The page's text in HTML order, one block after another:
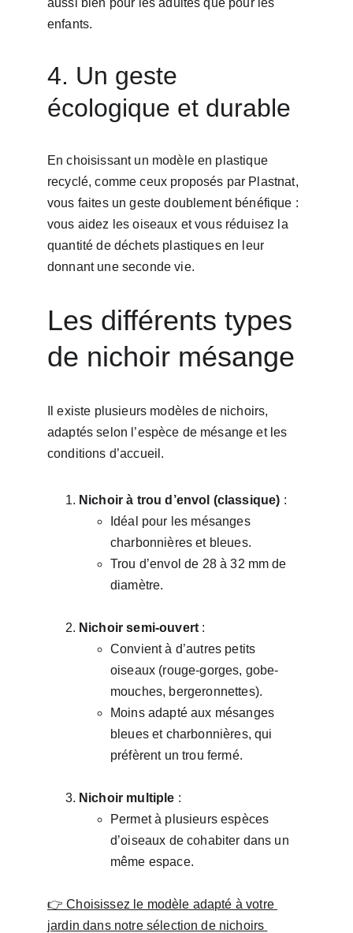
aussi bien pour les adultes que pour les
enfants.
4. Un geste
écologique et durable
En choisissant un modèle en plastique
recyclé, comme ceux proposés par Plastnat,
vous faites un geste doublement bénéfique :
vous aidez les oiseaux et vous réduisez la
quantité de déchets plastiques en leur
donnant une seconde vie.
Les différents types
de nichoir mésange
Il existe plusieurs modèles de nichoirs,
adaptés selon l’espèce de mésange et les
conditions d’accueil.
Nichoir à trou d’envol (classique) :
Idéal pour les mésanges
charbonnières et bleues.
Trou d’envol de 28 à 32 mm de
diamètre.
Nichoir semi-ouvert :
Convient à d’autres petits
oiseaux (rouge-gorges, gobe-
mouches, bergeronnettes).
Moins adapté aux mésanges
bleues et charbonnières, qui
préfèrent un trou fermé.
Nichoir multiple :
Permet à plusieurs espèces
d’oiseaux de cohabiter dans un
même espace.
👉 Choisissez le modèle adapté à votre
jardin dans notre sélection de nichoirs